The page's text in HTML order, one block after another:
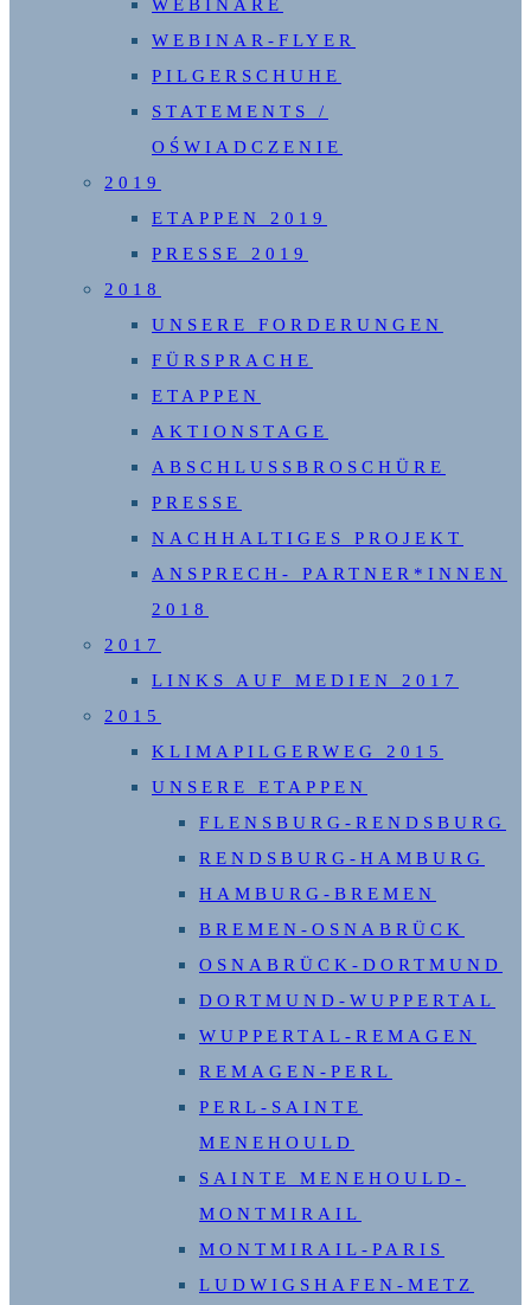
WEBINARE
WEBINAR-FLYER
PILGERSCHUHE
STATEMENTS /
OŚWIADCZENIE
2019
ETAPPEN 2019
PRESSE 2019
2018
UNSERE FORDERUNGEN
FÜRSPRACHE
ETAPPEN
AKTIONSTAGE
ABSCHLUSSBROSCHÜRE
PRESSE
NACHHALTIGES PROJEKT
ANSPRECH- PARTNER*INNEN
2018
2017
LINKS AUF MEDIEN 2017
2015
KLIMAPILGERWEG 2015
UNSERE ETAPPEN
FLENSBURG-RENDSBURG
RENDSBURG-HAMBURG
HAMBURG-BREMEN
BREMEN-OSNABRÜCK
OSNABRÜCK-DORTMUND
DORTMUND-WUPPERTAL
WUPPERTAL-REMAGEN
REMAGEN-PERL
PERL-SAINTE
MENEHOULD
SAINTE MENEHOULD-
MONTMIRAIL
MONTMIRAIL-PARIS
LUDWIGSHAFEN-METZ